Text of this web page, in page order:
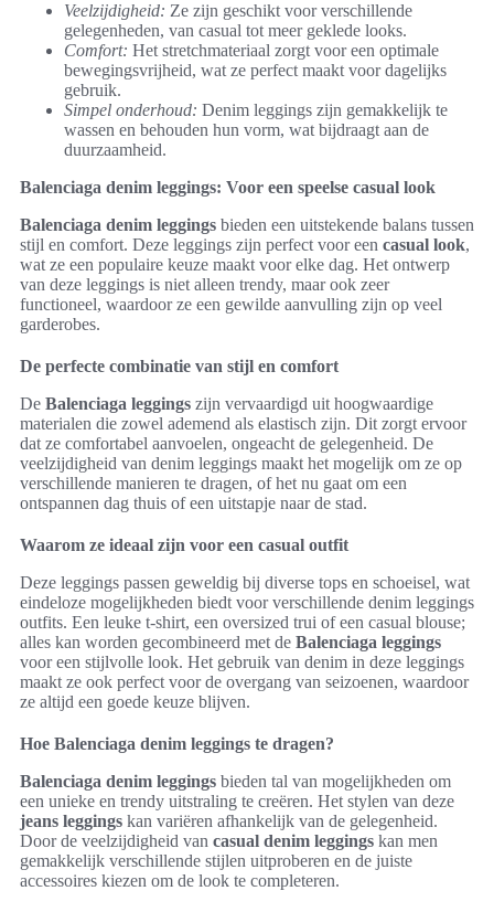
Veelzijdigheid: Ze zijn geschikt voor verschillende
gelegenheden, van casual tot meer geklede looks.
Comfort: Het stretchmateriaal zorgt voor een optimale
bewegingsvrijheid, wat ze perfect maakt voor dagelijks
gebruik.
Simpel onderhoud: Denim leggings zijn gemakkelijk te
wassen en behouden hun vorm, wat bijdraagt aan de
duurzaamheid.
Balenciaga denim leggings: Voor een speelse casual look
Balenciaga denim leggings bieden een uitstekende balans tussen
stijl en comfort. Deze leggings zijn perfect voor een casual look,
wat ze een populaire keuze maakt voor elke dag. Het ontwerp
van deze leggings is niet alleen trendy, maar ook zeer
functioneel, waardoor ze een gewilde aanvulling zijn op veel
garderobes.
De perfecte combinatie van stijl en comfort
De Balenciaga leggings zijn vervaardigd uit hoogwaardige
materialen die zowel ademend als elastisch zijn. Dit zorgt ervoor
dat ze comfortabel aanvoelen, ongeacht de gelegenheid. De
veelzijdigheid van denim leggings maakt het mogelijk om ze op
verschillende manieren te dragen, of het nu gaat om een
ontspannen dag thuis of een uitstapje naar de stad.
Waarom ze ideaal zijn voor een casual outfit
Deze leggings passen geweldig bij diverse tops en schoeisel, wat
eindeloze mogelijkheden biedt voor verschillende denim leggings
outfits. Een leuke t-shirt, een oversized trui of een casual blouse;
alles kan worden gecombineerd met de Balenciaga leggings
voor een stijlvolle look. Het gebruik van denim in deze leggings
maakt ze ook perfect voor de overgang van seizoenen, waardoor
ze altijd een goede keuze blijven.
Hoe Balenciaga denim leggings te dragen?
Balenciaga denim leggings bieden tal van mogelijkheden om
een unieke en trendy uitstraling te creëren. Het stylen van deze
jeans leggings kan variëren afhankelijk van de gelegenheid.
Door de veelzijdigheid van casual denim leggings kan men
gemakkelijk verschillende stijlen uitproberen en de juiste
accessoires kiezen om de look te completeren.